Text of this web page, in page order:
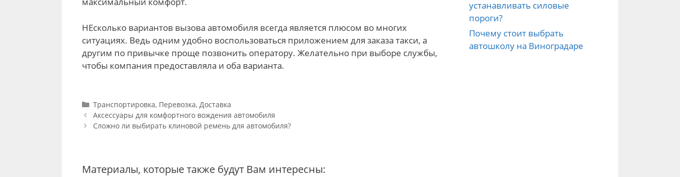
НЕсколько вариантов вызова автомобиля всегда является плюсом во многих
ситуациях. Ведь одним удобно воспользоваться приложением для заказа такси, а
другим по привычке проще позвонить оператору. Желательно при выборе службы,
чтобы компания предоставляла и оба варианта.
Categories
Транспортировка, Перевозка, Доставка
Post
navigation
Аксессуары для комфортного вождения автомобиля
Сложно ли выбирать клиновой ремень для автомобиля?
Материалы, которые также будут Вам интересны:
устанавливать силовые
пороги?
Почему стоит выбрать
автошколу на Виноградаре